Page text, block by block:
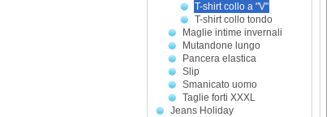
T-shirt collo a "V"
T-shirt collo tondo
Maglie intime invernali
Mutandone lungo
Pancera elastica
Slip
Smanicato uomo
Taglie forti XXXL
Jeans Holiday